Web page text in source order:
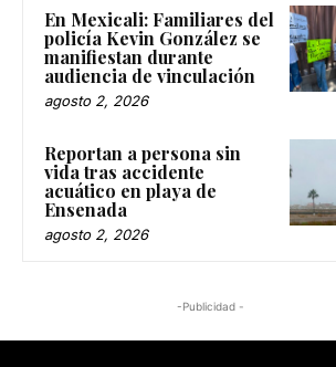
En Mexicali: Familiares del
policía Kevin González se
manifiestan durante
audiencia de vinculación
agosto 2, 2026
Reportan a persona sin
vida tras accidente
acuático en playa de
Ensenada
agosto 2, 2026
-Publicidad -